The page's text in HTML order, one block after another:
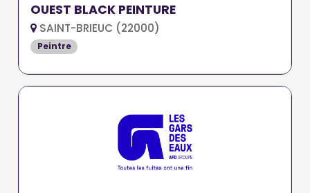
OUEST BLACK PEINTURE
SAINT-BRIEUC (22000)
Peintre